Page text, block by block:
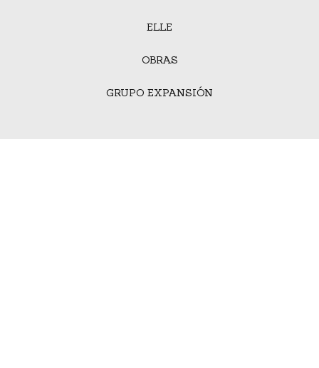
ELLE
OBRAS
GRUPO EXPANSIÓN